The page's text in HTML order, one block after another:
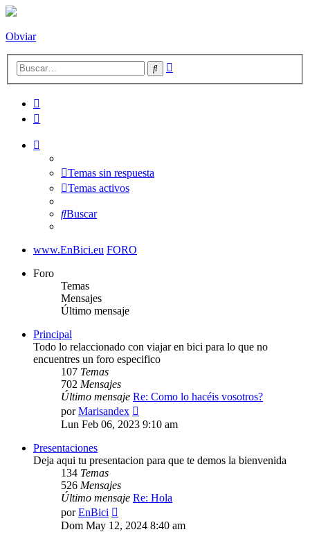
Obviar
Buscar
Temas sin respuesta
Temas activos
Buscar
www.EnBici.eu FORO
Foro
Temas
Mensajes
Último mensaje
Principal
Todo lo relaccionado con viajar en bici para lo que no
encuentres un foro especifico
107 Temas
702 Mensajes
Último mensaje Re: Como lo hacéis vosotros?
porMarisandex
último
Lun Feb 06, 2023 9:10 am
Presentaciones
Deja aqui tu presentacion para que te demos la bienvenida
134 Temas
526 Mensajes
Último mensaje Re: Hola
porEnBici
último
mensaje
Dom May 12, 2024 8:40 am